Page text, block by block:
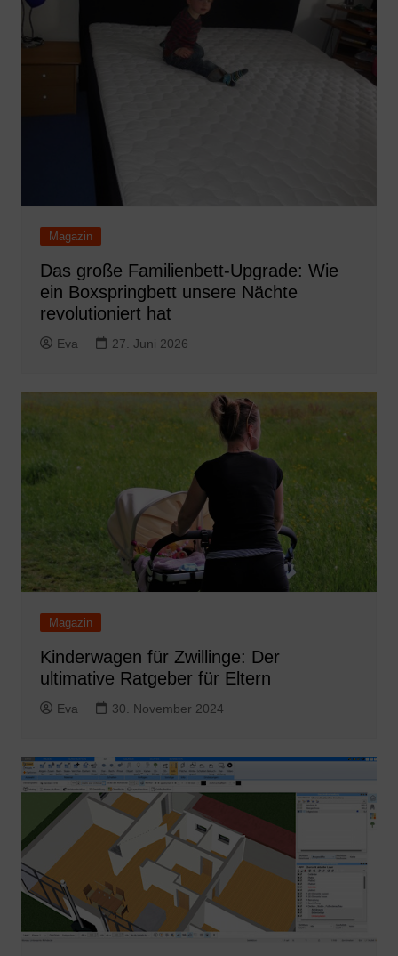
Magazin
Das große Familienbett-Upgrade: Wie
ein Boxspringbett unsere Nächte
revolutioniert hat
Eva 27. Juni 2026
Magazin
Kinderwagen für Zwillinge: Der
ultimative Ratgeber für Eltern
Eva 30. November 2024